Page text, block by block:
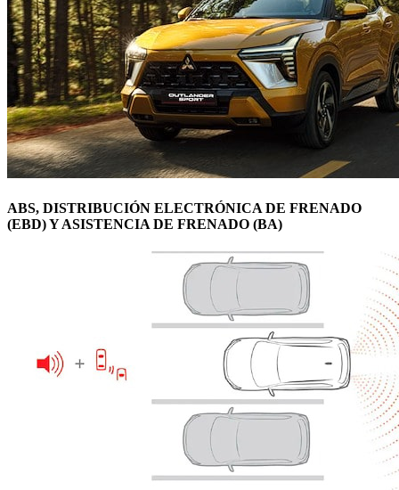
ABS, DISTRIBUCIÓN ELECTRÓNICA DE FRENADO
(EBD) Y ASISTENCIA DE FRENADO (BA)